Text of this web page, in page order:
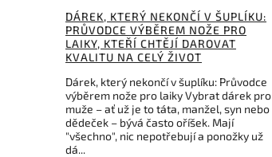
DÁREK, KTERÝ NEKONČÍ V ŠUPLÍKU:
PRŮVODCE VÝBĚREM NOŽE PRO
LAIKY, KTEŘÍ CHTĚJÍ DAROVAT
KVALITU NA CELÝ ŽIVOT
Dárek, který nekončí v šuplíku: Průvodce
výběrem nože pro laiky Vybrat dárek pro
muže – ať už je to táta, manžel, syn nebo
dědeček – bývá často oříšek. Mají
"všechno", nic nepotřebují a ponožky už
dá...